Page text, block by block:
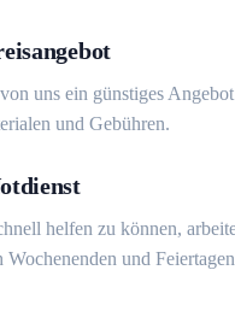
uns ein günstiges
und Gebühren.
helfen zu können,
Wochenenden und